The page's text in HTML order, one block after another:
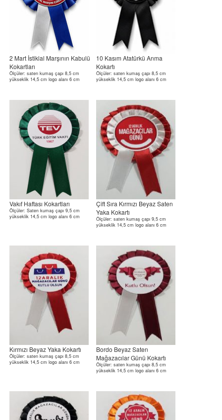
2 Mart İstiklal Marşının Kabulü
Kokartları
Ölçüler: saten kumaş çapı 8,5 cm
yükseklik 14,5 cm logo alanı 6 cm
10 Kasım Atatürkü Anma
Kokartı
Ölçüler: saten kumaş çapı 8,5 cm
yükseklik 14,5 cm logo alanı 6 cm
Vakıf Haftası Kokartları
Ölçüler: Saten kumaş çapı 9,5 cm
yükseklik 14,5 cm logo alanı 6 cm
Çift Sıra Kırmızı Beyaz Saten
Yaka Kokartı
Ölçüler: saten kumaş çapı 9,5 cm
yükseklik 14,5 cm logo alanı 6 cm
Kırmızı Beyaz Yaka Kokartı
Ölçüler: saten kumaş çapı 8,5 cm
yükseklik 14,5 cm logo alanı 6 cm
Bordo Beyaz Saten
Mağazacılar Günü Kokartı
Ölçüler: saten kumaş çapı 8,5 cm
yükseklik 14,5 cm logo alanı 6 cm